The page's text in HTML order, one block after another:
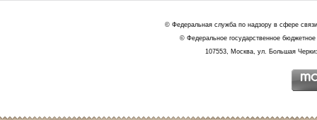
© Федеральная служба по надзору в сфере
© Федеральное государственное
107553, Москва, ул. Большая